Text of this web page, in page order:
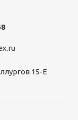
15-Е